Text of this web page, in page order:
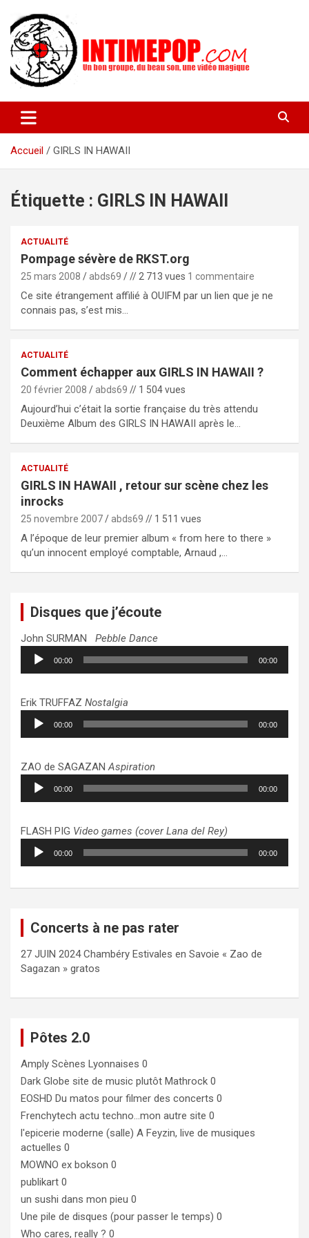
contenu
intimepop.com
actuelles pop rock, post-rock, indé sur Lyon. rock pop concert
lyon
Accueil
GIRLS IN HAWAII
Étiquette : GIRLS IN HAWAII
ACTUALITÉ
Pompage sévère de RKST.org
25 mars 2008 abds69 // 2 713 vues 1 commentaire
Ce site étrangement affilié à OUIFM par un lien que je ne
connais pas, s’est mis…
ACTUALITÉ
Comment échapper aux GIRLS IN HAWAII ?
20 février 2008 abds69 // 1 504 vues
Aujourd’hui c’était la sortie française du très attendu
Deuxième Album des GIRLS IN HAWAII après le…
ACTUALITÉ
GIRLS IN HAWAII , retour sur scène chez les
inrocks
25 novembre 2007 abds69 // 1 511 vues
A l’époque de leur premier album « from here to there »
qu’un innocent employé comptable, Arnaud ,…
Disques que j’écoute
John SURMAN Pebble Dance
Lecteur
audio
00:00 00:00
Erik TRUFFAZ Nostalgia
Lecteur
audio
00:00 00:00
ZAO de SAGAZANAspiration
Lecteur
audio
00:00 00:00
FLASH PIG Video games (cover Lana del Rey)
Lecteur
audio
00:00 00:00
Concerts à ne pas rater
27 JUIN 2024 Chambéry Estivales en Savoie « Zao de
Sagazan » gratos
Pôtes 2.0
Amply Scènes Lyonnaises 0
Dark Globe site de music plutôt Mathrock 0
EOSHD Du matos pour filmer des concerts 0
Frenchytech actu techno…mon autre site 0
l'epicerie moderne (salle) A Feyzin, live de musiques
actuelles 0
MOWNO ex bokson 0
publikart 0
un sushi dans mon pieu 0
Une pile de disques (pour passer le temps) 0
Who cares, really ? 0